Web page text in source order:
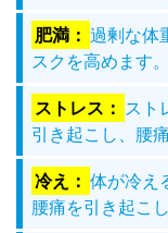
肥満： 過剰な体
スクを高めます。
ストレス： スト
引き起こし、腰
冷え： 体が冷え
腰痛を引き起こ